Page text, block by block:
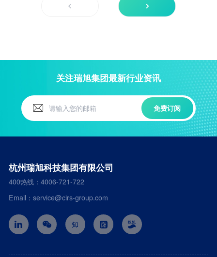
关注瑞旭集团最新行业资讯
免费订阅
杭州瑞旭科技集团有限公司
400热线：4006-721-722
Email：service@cirs-group.com